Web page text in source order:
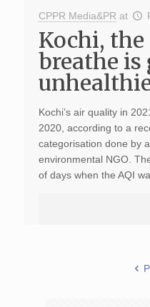
CPPR Media&PR at
Kochi, the
breathe
Kochi’s air quality in
2020, according to a
categorisation done by
environmental NGO.
of days when the AQI